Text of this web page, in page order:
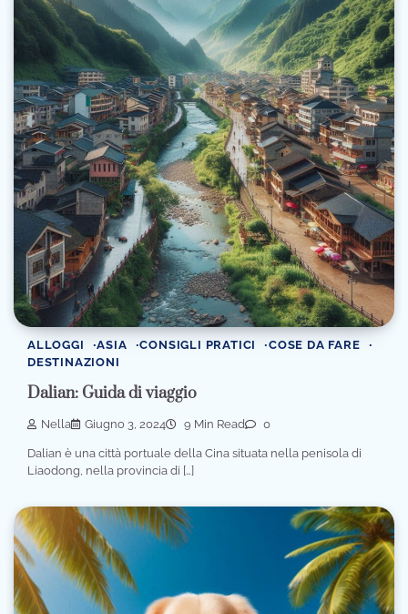
ALLOGGI ASIA CONSIGLI PRATICI
COSE DA FARE
DESTINAZIONI
Dalian: Guida di viaggio
Nella Giugno 3, 2024 9 Min Read 0
Dalian è una città portuale della Cina situata nella penisola di
Liaodong, nella provincia di […]